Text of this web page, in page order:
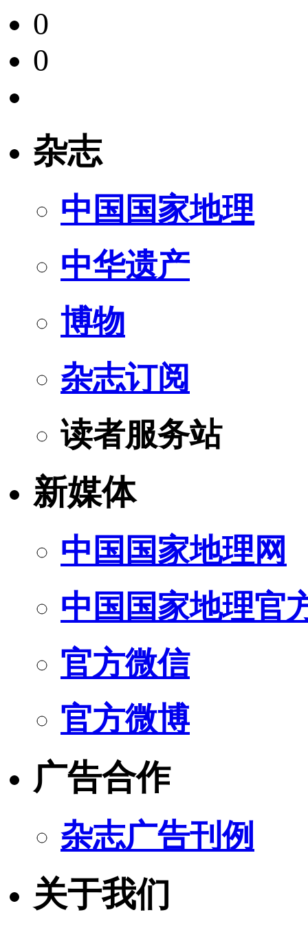
0
0
杂志
中国国家地理
中华遗产
博物
杂志订阅
读者服务站
新媒体
中国国家地理网
中国国家地理官
官方微信
官方微博
广告合作
杂志广告刊例
关于我们